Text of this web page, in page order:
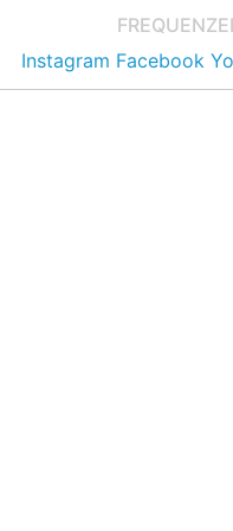
FREQUENZE
Instagram Facebook